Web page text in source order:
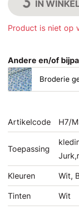
IN
Product is niet op
Andere en/of
Broderie
Artikelcode H7/
Toepassing
Kleuren Wit,
Tinten Wit